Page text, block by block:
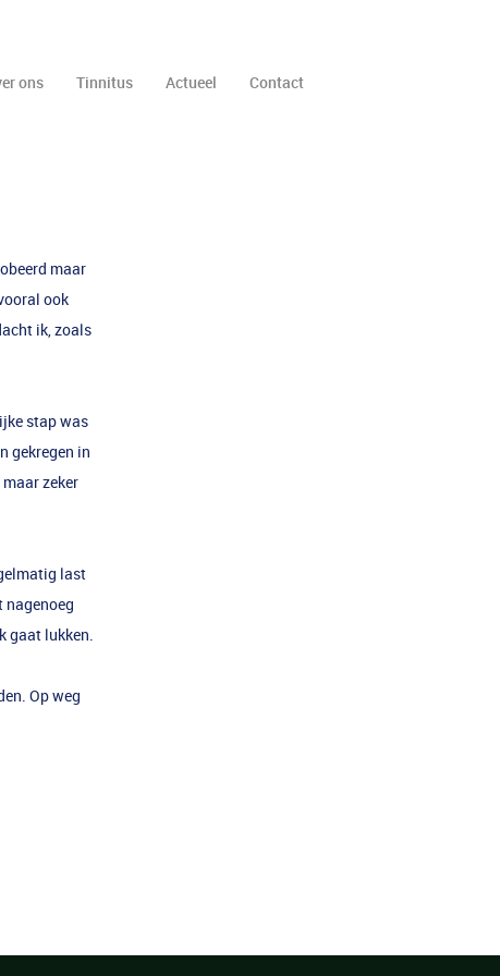
ons Tinnitus Actueel Contact
maar
ook
ik, zoals
stap was
gekregen in
zeker
last
nagenoeg
gaat lukken.
Op weg